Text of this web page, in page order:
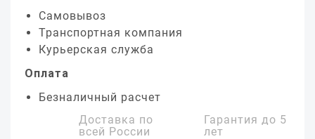
Самовывоз
Транспортная компания
Курьерская служба
Оплата
Безналичный расчет
Доставка по
всей России
Гарантия до 5
лет